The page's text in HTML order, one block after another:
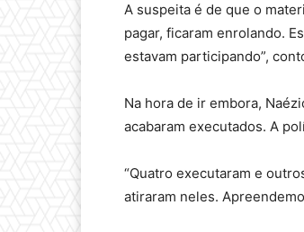
A suspeita é de que o
pagar, ficaram enrolando.
estavam participando”,
Na hora de ir embora,
acabaram executados. A
“Quatro executaram e
atiraram neles.